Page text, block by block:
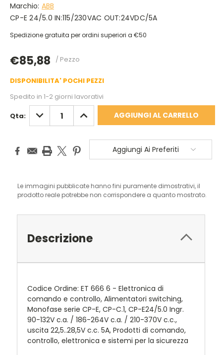
Marchio: ABB
CP-E 24/5.0 IN:115/230VAC OUT:24VDC/5A
Spedizione gratuita per ordini superiori a €50
€85,88 / Pezzo
DISPONIBILITA' POCHI PEZZI
Spedito in 1-2 giorni lavorativi
Qta: DIMINUISCI
QUANTITÀ:
AUMENTA
QUANTITÀ:
Aggiungi Ai Preferiti
Le immagini pubblicate hanno fini puramente dimostrativi, il
prodotto reale potrebbe non corrispondere a quanto mostrato.
Descrizione
Codice Ordine: ET 666 6 - Elettronica di
comando e controllo, Alimentatori switching,
Monofase serie CP-E, CP-C.1, CP-E24/5.0 Ingr.
90-132V c.a. / 186-264V c.a. / 210-370V c.c.,
uscita 22,5..28,5V c.c. 5A, Prodotti di comando,
controllo, elettronica e sistemi per la sicurezza